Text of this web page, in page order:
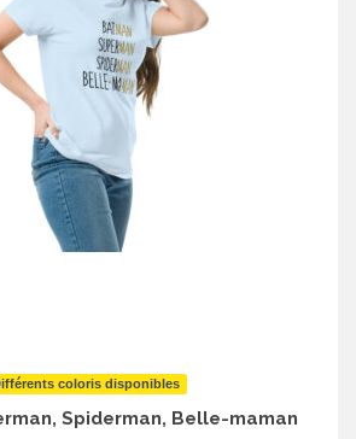
coloris disponibles
Spiderman, Belle-maman